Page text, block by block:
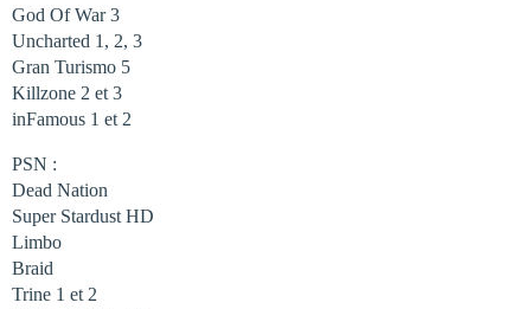
God Of War 3
Uncharted 1, 2, 3
Gran Turismo 5
Killzone 2 et 3
inFamous 1 et 2
PSN :
Dead Nation
Super Stardust HD
Limbo
Braid
Trine 1 et 2